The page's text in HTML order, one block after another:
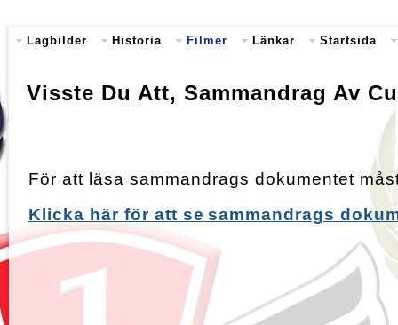
Lagbilder Historia Filmer Länkar Startsida
Visste Du Att, Sammandrag Av
För att läsa sammandrags dokumentet
Klicka här för att se sammandrags